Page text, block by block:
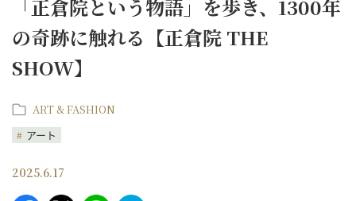
「正倉院という物語」を歩き、1300年
の奇跡に触れる【正倉院 THE
SHOW】
ART & FASHION
アート
2025.6.17